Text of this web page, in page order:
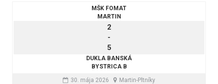
MŠK FOMAT
MARTIN
2
-
5
DUKLA BANSKÁ
BYSTRICA B
30. mája 2026
Martin-Pltníky